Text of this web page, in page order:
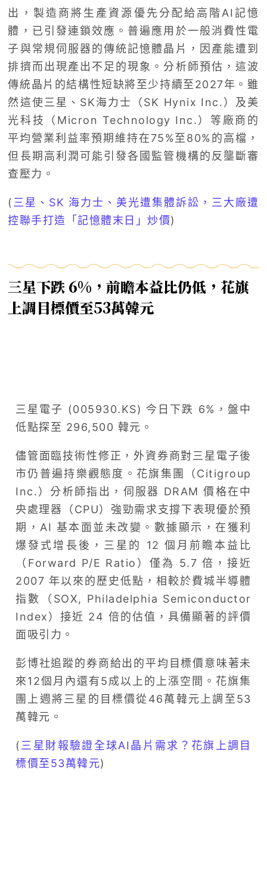
出，製造商將生產資源優先分配給高階AI記憶
體，已引發連鎖效應。普遍應用於一般消費性電
子與常規伺服器的傳統記憶體晶片，因產能遭到
排擠而出現產出不足的現象。分析師預估，這波
傳統晶片的結構性短缺將至少持續至2027年。雖
然這使三星、SK海力士（SK Hynix Inc.）及美
光科技（Micron Technology Inc.）等廠商的
平均營業利益率預期維持在75%至80%的高檔，
但長期高利潤可能引發各國監管機構的反壟斷審
查壓力。
( 三星、SK 海力士、美光遭集體訴訟，三大廠遭
控聯手打造「記憶體末日」炒價)
三星下跌 6%，前瞻本益比仍低，花旗
上調目標價至53萬韓元
三星電子 (005930.KS) 今日下跌 6%，盤中
低點探至 296,500 韓元。
儘管面臨技術性修正，外資券商對三星電子後
市仍普遍持樂觀態度。花旗集團（Citigroup
Inc.）分析師指出，伺服器 DRAM 價格在中
央處理器（CPU）強勁需求支撐下表現優於預
期，AI 基本面並未改變。數據顯示，在獲利
爆發式增長後，三星的 12 個月前瞻本益比
（Forward P/E Ratio）僅為 5.7 倍，接近
2007 年以來的歷史低點，相較於費城半導體
指數（SOX, Philadelphia Semiconductor
Index）接近 24 倍的估值，具備顯著的評價
面吸引力。
彭博社追蹤的券商給出的平均目標價意味著未
來12個月內還有5成以上的上漲空間。花旗集
團上週將三星的目標價從46萬韓元上調至53
萬韓元。
(三星財報驗證全球AI晶片需求？花旗上調目
標價至53萬韓元)